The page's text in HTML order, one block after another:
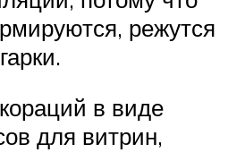
режутся
в виде
для витрин,